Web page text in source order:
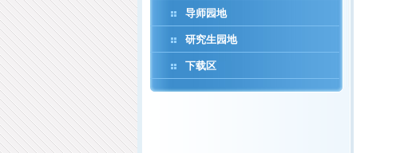
导师园地
研究生园地
下载区